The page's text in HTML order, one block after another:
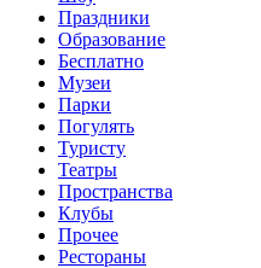
Праздники
Образование
Бесплатно
Музеи
Парки
Погулять
Туристу
Театры
Пространства
Клубы
Прочее
Рестораны